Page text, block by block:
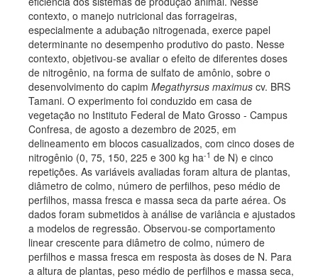
contexto, o manejo nutricional das forrageiras,
especialmente a adubação nitrogenada, exerce papel
determinante no desempenho produtivo do pasto. Nesse
contexto, objetivou-se avaliar o efeito de diferentes doses
de nitrogênio, na forma de sulfato de amônio, sobre o
desenvolvimento do capim Megathyrsus maximus cv. BRS
Tamani. O experimento foi conduzido em casa de
vegetação no Instituto Federal de Mato Grosso - Campus
Confresa, de agosto a dezembro de 2025, em
delineamento em blocos casualizados, com cinco doses de
nitrogênio (0, 75, 150, 225 e 300 kg ha-1 de N) e cinco
repetições. As variáveis avaliadas foram altura de plantas,
diâmetro de colmo, número de perfilhos, peso médio de
perfilhos, massa fresca e massa seca da parte aérea. Os
dados foram submetidos à análise de variância e ajustados
a modelos de regressão. Observou-se comportamento
linear crescente para diâmetro de colmo, número de
perfilhos e massa fresca em resposta às doses de N. Para
a altura de plantas, peso médio de perfilhos e massa seca,